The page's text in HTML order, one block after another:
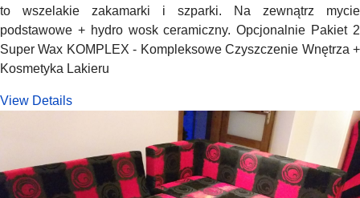
to wszelakie zakamarki i szparki. Na zewnątrz mycie
podstawowe + hydro wosk ceramiczny. Opcjonalnie Pakiet 2
Super Wax KOMPLEX - Kompleksowe Czyszczenie Wnętrza +
Kosmetyka Lakieru
View Details